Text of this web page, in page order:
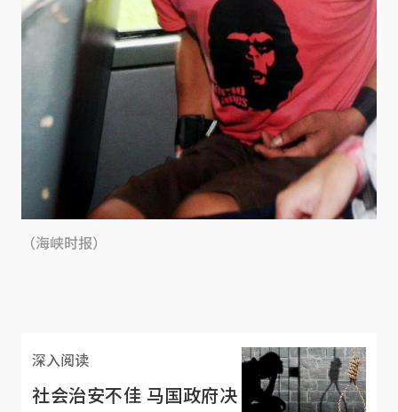
（海峡时报）
深入阅读
社会治安不佳 马国政府决